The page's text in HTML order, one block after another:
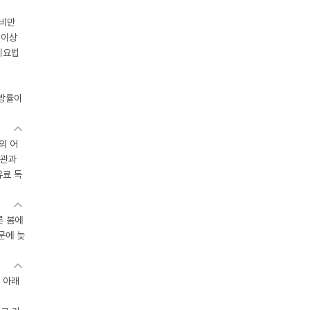
만
상
법
률이
어
과
료 독
봄에
에 늦
래